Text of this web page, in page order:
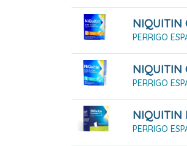
PERRIGO
PERRIGO
PERRIGO